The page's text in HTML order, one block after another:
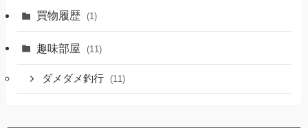
買物履歴 (1)
趣味部屋 (11)
ダメダメ釣行 (11)